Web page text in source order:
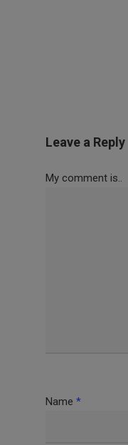
Leave a Reply
My comment is..
Name *